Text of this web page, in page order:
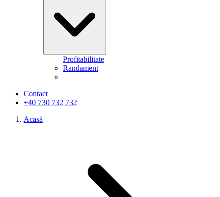
Profitabilitate
Randament
Contact
+40 730 732 732
Acasă